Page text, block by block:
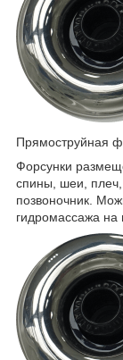
Прямоструйная
Форсунки
спины, шеи, плеч,
позвоночник.
гидромассажа на